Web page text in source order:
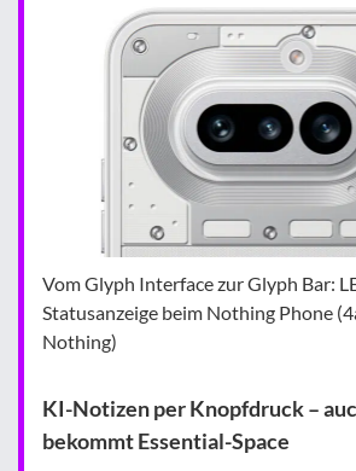
Vom Glyph Interface zur Glyph Bar:
Statusanzeige beim Nothing Phone
Nothing)
KI-Notizen per Knopfdruck –
bekommt Essential-Space